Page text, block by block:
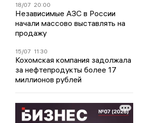
18/07 20:00
Независимые АЗС в России
начали массово выставлять на
продажу
15/07 11:30
Кохомская компания задолжала
за нефтепродукты более 17
миллионов рублей